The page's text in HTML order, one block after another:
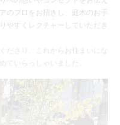
のプロをお招きし、庭木のお手
やすくレクチャーしていただき
ださり、これからお住まいにな
ていらっしゃいました。